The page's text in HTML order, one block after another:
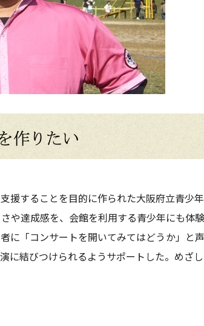
援することを目的に作られた大阪府立青少
や達成感を、会館を利用する青少年にも
に「コンサートを開いてみてはどうか」
に結びつけられるようサポートした。めざ